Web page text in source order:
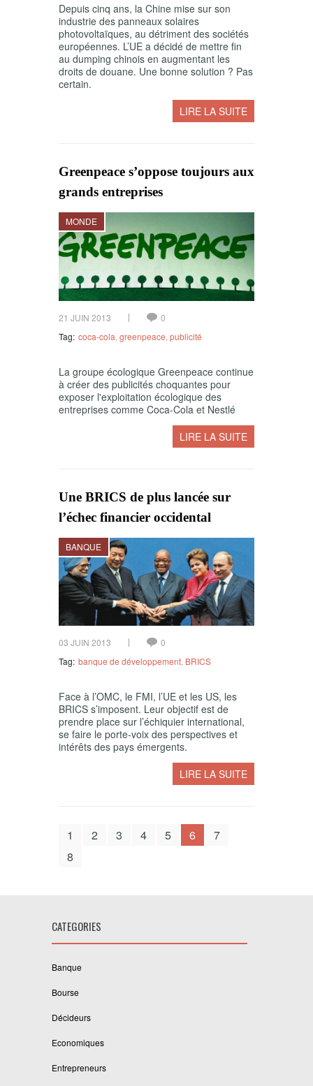
Depuis cinq ans, la Chine mise sur son
industrie des panneaux solaires
photovoltaïques, au détriment des sociétés
européennes. L’UE a décidé de mettre fin
au dumping chinois en augmentant les
droits de douane. Une bonne solution ? Pas
certain.
LIRE LA SUITE
Greenpeace s’oppose toujours aux
grands entreprises
MONDE
21 JUIN 2013
0
Tag: coca-cola greenpeace publicité
La groupe écologique Greenpeace continue
à créer des publicités choquantes pour
exposer l'exploitation écologique des
entreprises comme Coca-Cola et Nestlé
LIRE LA SUITE
Une BRICS de plus lancée sur
l’échec financier occidental
BANQUE
03 JUIN 2013
0
Tag: banque de développement BRICS
Face à l’OMC, le FMI, l’UE et les US, les
BRICS s’imposent. Leur objectif est de
prendre place sur l’échiquier international,
se faire le porte-voix des perspectives et
intérêts des pays émergents.
LIRE LA SUITE
1 2 3 4 5 6
7
8
CATEGORIES
Banque
Bourse
Décideurs
Economiques
Entrepreneurs